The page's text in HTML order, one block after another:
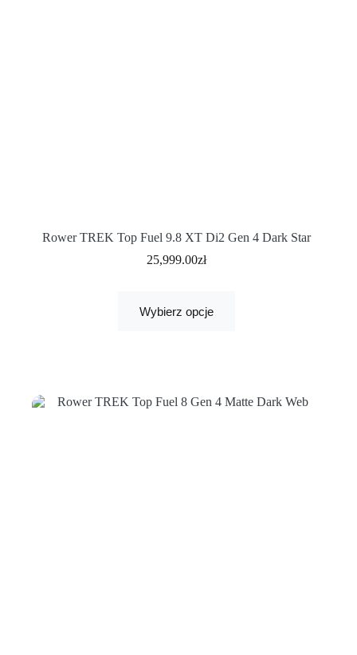
Rower TREK Top Fuel 9.8 XT Di2 Gen 4 Dark Star
25,999.00zł
Wybierz opcje